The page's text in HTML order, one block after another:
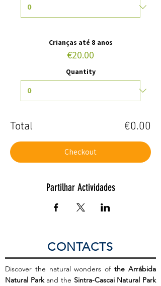
Crianças até 8 anos
€20.00
Quantity
Total €0.00
Checkout
Partilhar Actividades
CONTACTS
Discover the natural wonders ofthe Arrábida
Natural Parkand the Sintra-Cascai Natural Park